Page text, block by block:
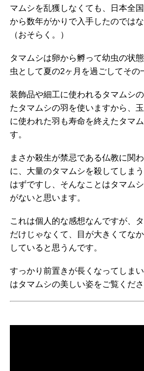
マムシを乱獲しなくても、日本全
から数年がかりで入手したのでは
（おそらく。）
タマムシは卵から孵って幼虫の状
虫として夏の2ヶ月を過ごしてその
装飾品や細工に使われるタマムシ
たタマムシの羽を使いますから、
に使われた羽も寿命を終えたタマ
す。
まさか殺生が禁忌である仏教に関
に、大量のタマムシを殺してしま
はずですし、そんなことはタマム
がないと思います。
これは個人的な感想なんですが、
だけじゃなくて、目が大きくてな
していると思うんです。
すっかり前置きが長くなってしま
はタマムシの美しい姿をご覧くださ